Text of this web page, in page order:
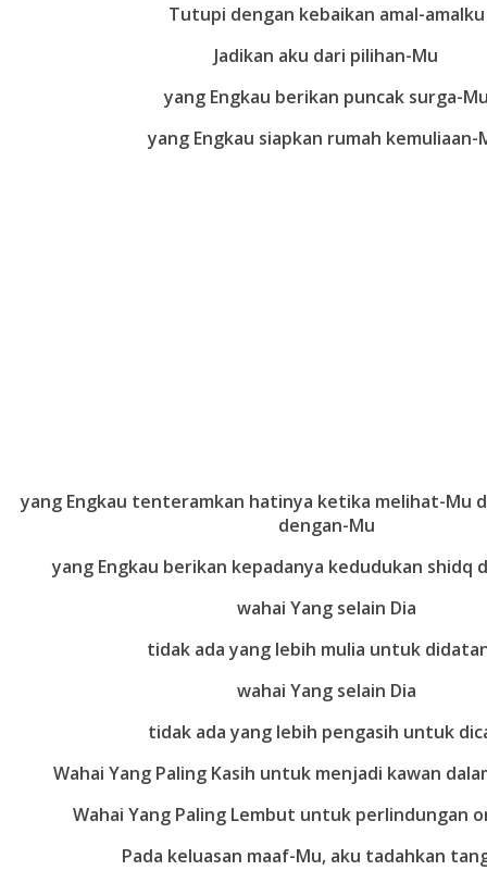
Tutupi dengan kebaikan amal-amalku
Jadikan aku dari pilihan-Mu
yang Engkau berikan puncak surga-
yang Engkau siapkan rumah kemuliaan-
yang Engkau tenteramkan hatinya ketika melihat-Mu
dengan-Mu
yang Engkau berikan kepadanya kedudukan shidq
wahai Yang selain Dia
tidak ada yang lebih mulia untuk
wahai Yang selain Dia
tidak ada yang lebih pengasih untuk
Wahai Yang Paling Kasih untuk menjadi kawan
Wahai Yang Paling Lembut untuk perlindungan
Pada keluasan maaf-Mu, aku tadahkan